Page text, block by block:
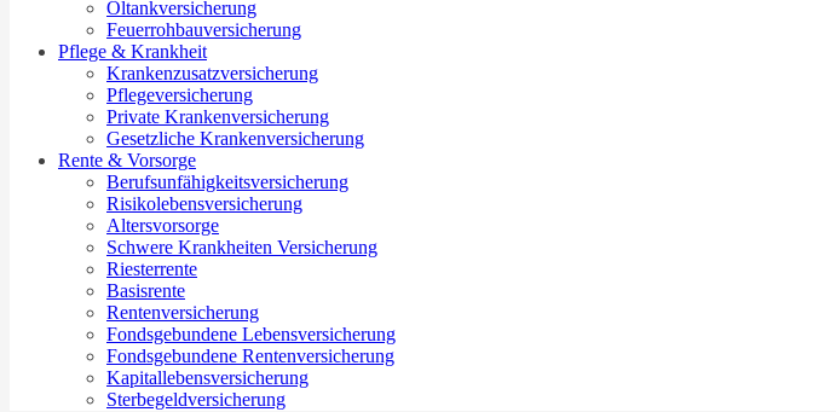
Öltankversicherung
Feuerrohbauversicherung
Pflege & Krankheit
Krankenzusatzversicherung
Pflegeversicherung
Private Krankenversicherung
Gesetzliche Krankenversicherung
Rente & Vorsorge
Berufs­unfähigkeitsversicherung
Risikolebensversicherung
Altersvorsorge
Schwere Krankheiten Versicherung
Riesterrente
Basisrente
Rentenversicherung
Fondsgebundene Lebensversicherung
Fondsgebundene Rentenversicherung
Kapitallebensversicherung
Sterbegeldversicherung